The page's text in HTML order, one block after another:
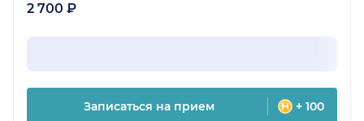
2 700 ₽
Записаться на прием + 100